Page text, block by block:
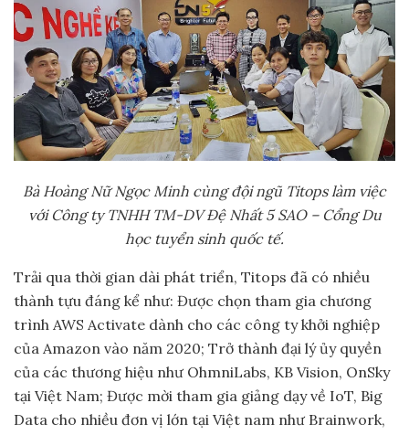
Bà Hoàng Nữ Ngọc Minh cùng đội ngũ Titops làm việc
với Công ty TNHH TM-DV Đệ Nhất 5 SAO – Cổng Du
học tuyển sinh quốc tế.
Trải qua thời gian dài phát triển, Titops đã có nhiều
thành tựu đáng kể như: Được chọn tham gia chương
trình AWS Activate dành cho các công ty khởi nghiệp
của Amazon vào năm 2020; Trở thành đại lý ủy quyền
của các thương hiệu như OhmniLabs, KB Vision, OnSky
tại Việt Nam; Được mời tham gia giảng dạy về IoT, Big
Data cho nhiều đơn vị lớn tại Việt nam như Brainwork,